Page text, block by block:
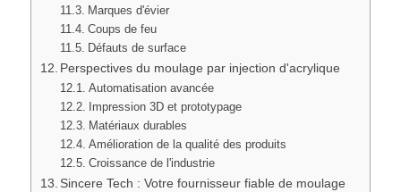
Marques d'évier
Coups de feu
Défauts de surface
Perspectives du moulage par injection d'acrylique
Automatisation avancée
Impression 3D et prototypage
Matériaux durables
Amélioration de la qualité des produits
Croissance de l'industrie
Sincere Tech : Votre fournisseur fiable de moulage